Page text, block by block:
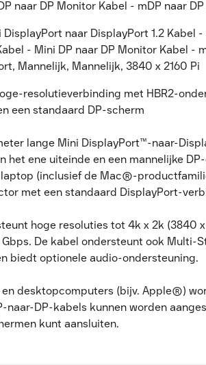
naar DP Monitor Kabel - mDP naar
naar DisplayPort 1.2 Kabel
- Mini DP naar DP Monitor Kabel -
Mannelijk, Mannelijk, 3840 x 2160 Pi
resolutieverbinding met HBR2-
een standaard DP-scherm
lange Mini DisplayPort™-naar-
het ene uiteinde en een mannelijke
(inclusief de Mac®-
met een standaard DisplayPort-
hoge resoluties tot 4k x 2k (3840
De kabel ondersteunt ook Multi-
biedt optionele audio-ondersteuning.
desktopcomputers (bijv. Apple®)
naar-DP-kabels kunnen worden
kunt aansluiten.